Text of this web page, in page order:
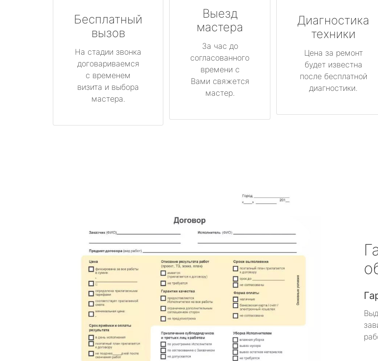
Бесплатный
вызов
На стадии звонка
договариваемся
с временем
визита и выбора
мастера.
Выезд
мастера
За час до
согласованного
времени с
Вами свяжется
мастер.
Диагностика
техники
Цена за ремонт
будет известна
после бесплатной
диагностики.